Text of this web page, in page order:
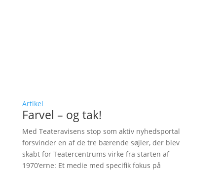
Artikel
Farvel – og tak!
Med Teateravisens stop som aktiv nyhedsportal
forsvinder en af de tre bærende søjler, der blev
skabt for Teatercentrums virke fra starten af
1970’erne: Et medie med specifik fokus på